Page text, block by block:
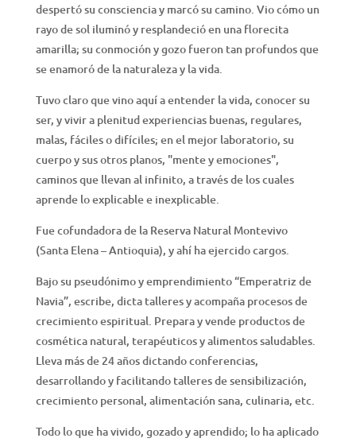
despertó su consciencia y marcó su camino. Vio cómo un
rayo de sol iluminó y resplandeció en una florecita
amarilla; su conmoción y gozo fueron tan profundos que
se enamoró de la naturaleza y la vida.
Tuvo claro que vino aquí a entender la vida, conocer su
ser, y vivir a plenitud experiencias buenas, regulares,
malas, fáciles o difíciles; en el mejor laboratorio, su
cuerpo y sus otros planos, "mente y emociones",
caminos que llevan al infinito, a través de los cuales
aprende lo explicable e inexplicable.
Fue cofundadora de la Reserva Natural Montevivo
(Santa Elena – Antioquia), y ahí ha ejercido cargos.
Bajo su pseudónimo y emprendimiento “Emperatriz de
Navia”, escribe, dicta talleres y acompaña procesos de
crecimiento espiritual. Prepara y vende productos de
cosmética natural, terapéuticos y alimentos saludables.
Lleva más de 24 años dictando conferencias,
desarrollando y facilitando talleres de sensibilización,
crecimiento personal, alimentación sana, culinaria, etc.
Todo lo que ha vivido, gozado y aprendido; lo ha aplicado